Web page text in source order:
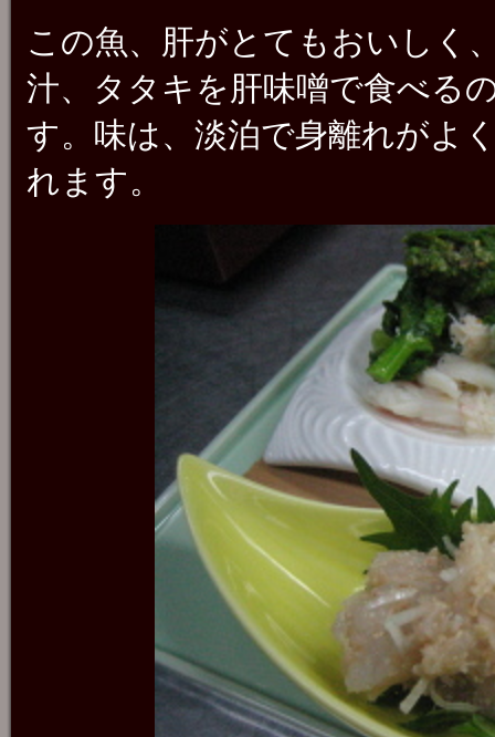
この魚、肝がとてもおいしく
汁、タタキを肝味噌で食べる
す。味は、淡泊で身離れがよ
れます。